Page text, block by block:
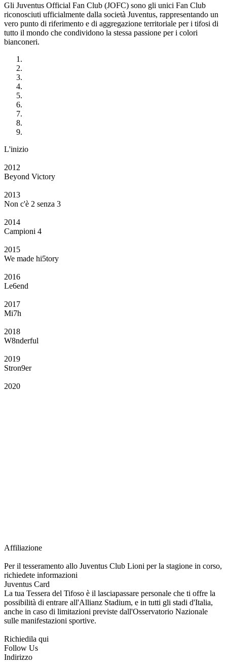
Gli Juventus Official Fan Club (JOFC) sono gli unici Fan Club
riconosciuti ufficialmente dalla società Juventus, rappresentando un
vero punto di riferimento e di aggregazione territoriale per i tifosi di
tutto il mondo che condividono la stessa passione per i colori
bianconeri.
L'inizio
2012
Beyond Victory
2013
Non c'è 2 senza 3
2014
Campioni 4
2015
We made hi5tory
2016
Le6end
2017
Mi7h
2018
W8nderful
2019
Stron9er
2020
Affiliazione
Per il tesseramento allo Juventus Club Lioni per la stagione in corso,
richiedete informazioni
Juventus Card
La tua Tessera del Tifoso è il lasciapassare personale che ti offre la
possibilità di entrare all'Allianz Stadium, e in tutti gli stadi d'Italia,
anche in caso di limitazioni previste dall'Osservatorio Nazionale
sulle manifestazioni sportive.
Richiedila qui
Follow Us
Indirizzo